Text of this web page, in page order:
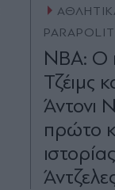
NBA: Ο
Τζέιμς
Άντονι
πρώτο